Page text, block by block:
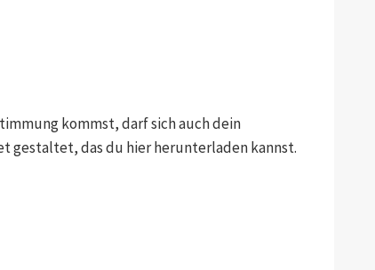
kommst, darf sich auch dein
gestaltet, das du hier herunterladen kannst.